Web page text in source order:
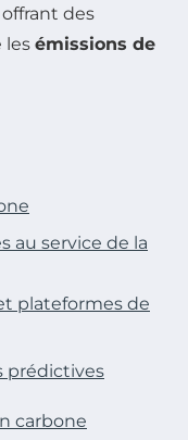
des
les émissions de
au service de la
plateformes de
prédictives
carbone